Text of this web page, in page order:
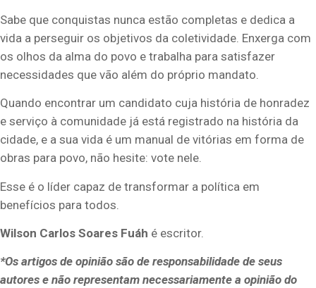
Sabe que conquistas nunca estão completas e dedica a
vida a perseguir os objetivos da coletividade. Enxerga com
os olhos da alma do povo e trabalha para satisfazer
necessidades que vão além do próprio mandato.
Quando encontrar um candidato cuja história de honradez
e serviço à comunidade já está registrado na história da
cidade, e a sua vida é um manual de vitórias em forma de
obras para povo, não hesite: vote nele.
Esse é o líder capaz de transformar a política em
benefícios para todos.
Wilson Carlos Soares Fuáh é escritor.
*Os artigos de opinião são de responsabilidade de seus
autores e não representam necessariamente a opinião do